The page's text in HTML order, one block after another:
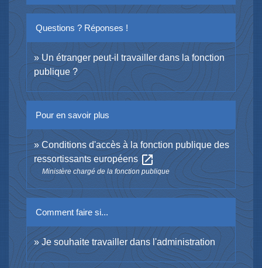
Questions ? Réponses !
Un étranger peut-il travailler dans la fonction
publique ?
Pour en savoir plus
Conditions d'accès à la fonction publique des
ressortissants européensopen_in_new
Ministère chargé de la fonction publique
Comment faire si...
Je souhaite travailler dans l'administration